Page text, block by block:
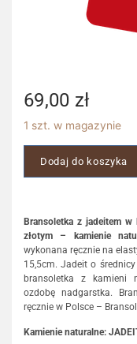
69,00 zł
1 szt. w magazynie
Dodaj do koszyka
Bransoletka z jadeitem
złotym – kamienie
wykonana ręcznie na
15,5cm. Jadeit o
bransoletka z kamieni
ozdobę nadgarstka.
ręcznie w Polsce –
Kamienie naturalne: